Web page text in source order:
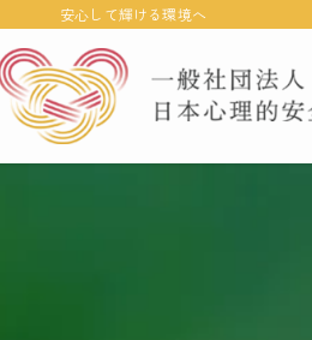
安心して輝ける環境へ